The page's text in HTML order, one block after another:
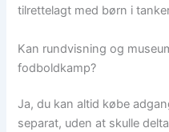
tilrettelagt med børn i
Kan rundvisning og
fodboldkamp?
Ja, du kan altid købe
separat, uden at skulle